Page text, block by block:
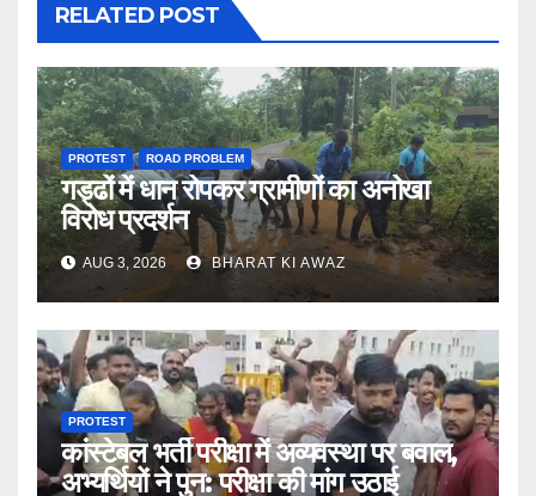
RELATED POST
PROTEST ROAD PROBLEM
गड्ढों में धान रोपकर ग्रामीणों का अनोखा
विरोध प्रदर्शन
AUG 3, 2026 BHARAT KI AWAZ
PROTEST
कांस्टेबल भर्ती परीक्षा में अव्यवस्था पर बवाल,
अभ्यर्थियों ने पुन: परीक्षा की मांग उठाई